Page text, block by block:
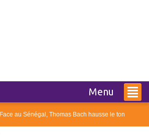
Menu
Face au Sénégal, Thomas Bach hausse le ton